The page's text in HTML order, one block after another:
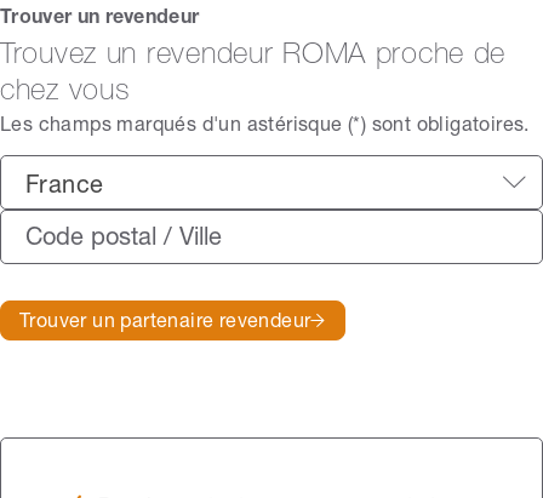
Trouver un revendeur
Trouvez un revendeur ROMA proche de
chez vous
Les champs marqués d'un astérisque (*) sont obligatoires.
France
Trouver un partenaire revendeur